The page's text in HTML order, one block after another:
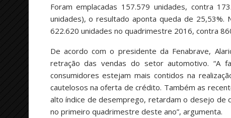
Foram emplacadas 157.579 unidades, contra
unidades), o resultado aponta queda de 25,53%.
622.620 unidades no quadrimestre 2016, contra
De acordo com o presidente da Fenabrave,
retração das vendas do setor automotivo. “A
consumidores estejam mais contidos na
cautelosos na oferta de crédito. Também as
alto índice de desemprego, retardam o desejo de
no primeiro quadrimestre deste ano”, argumenta.